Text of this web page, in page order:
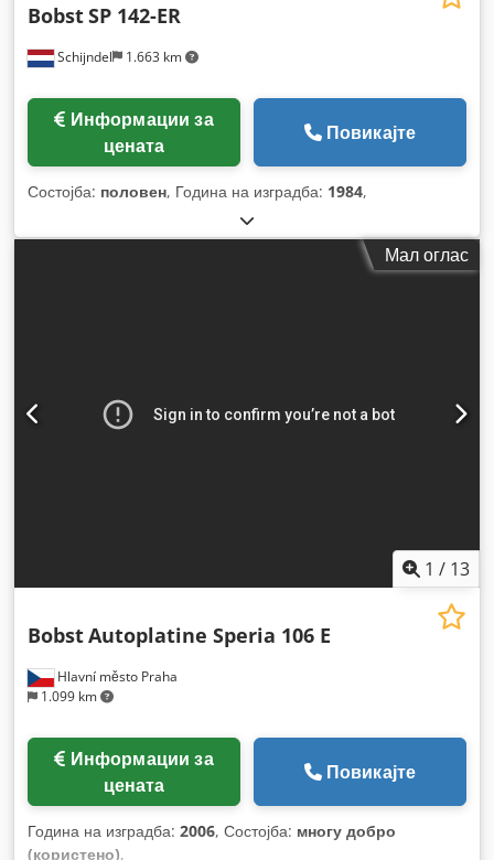
Schijndel 1.663 km
BobstSP 142-ER
цената
Повикајте
Состојба: половен, Година на изградба: 1984,
Мал оглас
1 / 13
Hlavní město Praha
1.099 km
BobstAutoplatine Speria 106 E
цената
Повикајте
Година на изградба: 2006, Состојба: многу добро
(користено),